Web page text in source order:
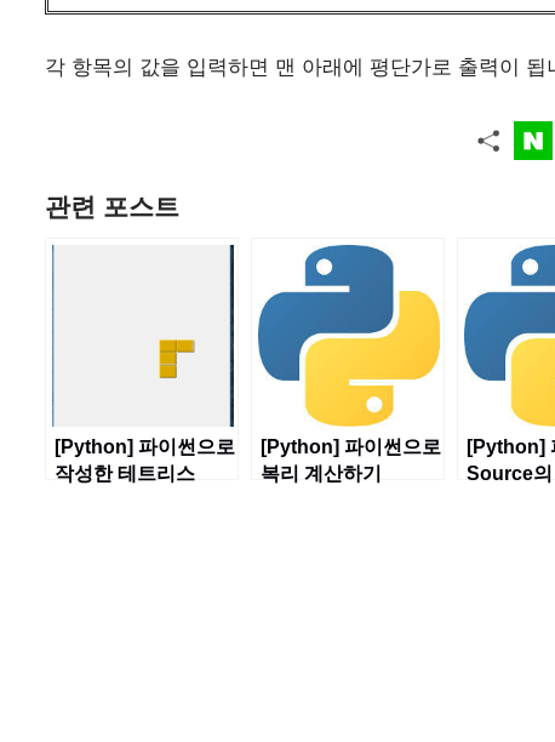
각 항목의 값을 입력하면 맨 아래에 평단가로 출력이 됩
관련 포스트
[Python] 파이썬으로
작성한 테트리스
[Python] 파이썬으로
복리 계산하기
[Python]
Source의